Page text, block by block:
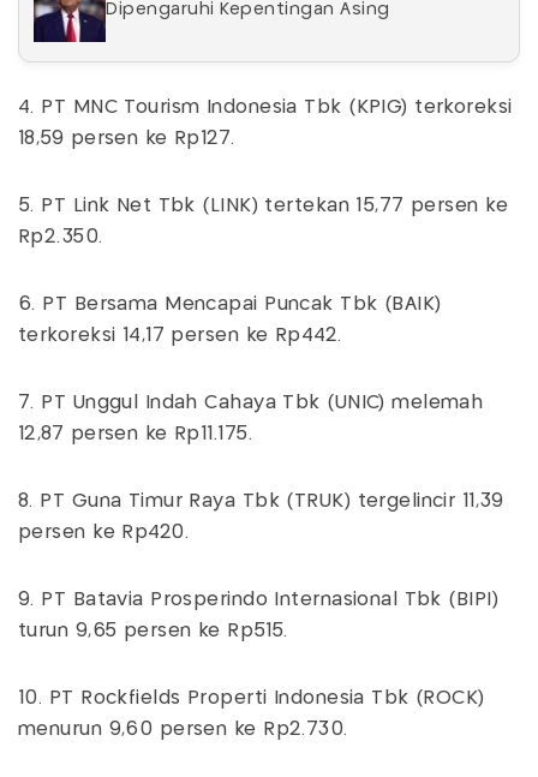
Dipengaruhi Kepentingan Asing
4. PT MNC Tourism Indonesia Tbk (KPIG) terkoreksi
18,59 persen ke Rp127.
5. PT Link Net Tbk (LINK) tertekan 15,77 persen ke
Rp2.350.
6. PT Bersama Mencapai Puncak Tbk (BAIK)
terkoreksi 14,17 persen ke Rp442.
7. PT Unggul Indah Cahaya Tbk (UNIC) melemah
12,87 persen ke Rp11.175.
8. PT Guna Timur Raya Tbk (TRUK) tergelincir 11,39
persen ke Rp420.
9. PT Batavia Prosperindo Internasional Tbk (BIPI)
turun 9,65 persen ke Rp515.
10. PT Rockfields Properti Indonesia Tbk (ROCK)
menurun 9,60 persen ke Rp2.730.